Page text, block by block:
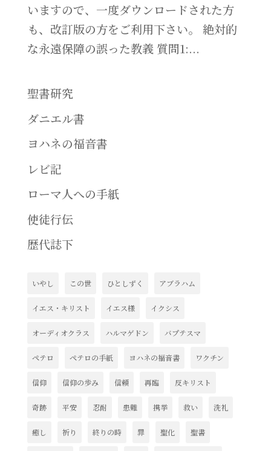
いますので、一度ダウンロードされた方
も、改訂版の方をご利用下さい。 絶対的
な永遠保障の誤った教義 質問1:...
聖書研究
ダニエル書
ヨハネの福音書
レビ記
ローマ人への手紙
使徒行伝
歴代誌下
いやし この世 ひとしずく アブラハム
イエス・キリスト イエス様 イクシス
オーディオクラス ハルマゲドン バプテスマ
ペテロ ペテロの手紙 ヨハネの福音書 ワクチン
信仰 信仰の歩み 信頼 再臨 反キリスト
奇跡 平安 忍耐 患難 携挙 救い 洗礼
癒し 祈り 終りの時 罪 聖化 聖書